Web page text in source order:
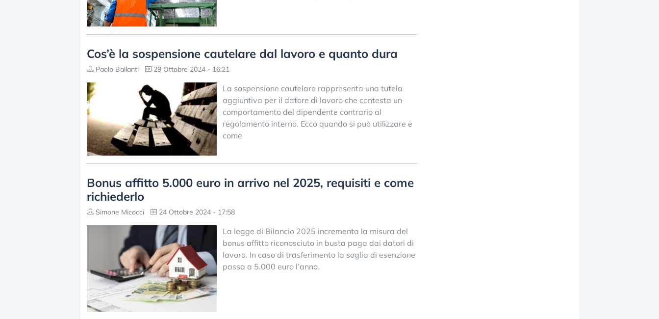
Cos’è la sospensione cautelare dal lavoro e quanto dura
Paolo Ballanti 29 Ottobre 2024 - 16:21
La sospensione cautelare rappresenta una tutela
aggiuntiva per il datore di lavoro che contesta un
comportamento del dipendente contrario al
regolamento interno. Ecco quando si può utilizzare e
come
Bonus affitto 5.000 euro in arrivo nel 2025, requisiti e come
richiederlo
Simone Micocci 24 Ottobre 2024 - 17:58
La legge di Bilancio 2025 incrementa la misura del
bonus affitto riconosciuto in busta paga dai datori di
lavoro. In caso di trasferimento la soglia di esenzione
passa a 5.000 euro l’anno.